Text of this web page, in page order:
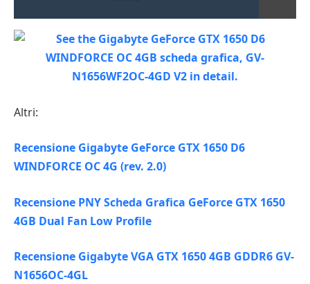
Altri:
Recensione Gigabyte GeForce GTX 1650 D6
WINDFORCE OC 4G (rev. 2.0)
Recensione PNY Scheda Grafica GeForce GTX 1650
4GB Dual Fan Low Profile
Recensione Gigabyte VGA GTX 1650 4GB GDDR6 GV-
N1656OC-4GL